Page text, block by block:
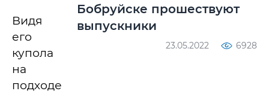
Видя
его
купола
на
подходе
Бобруйске прошествуют
выпускники
23.05.2022 6928